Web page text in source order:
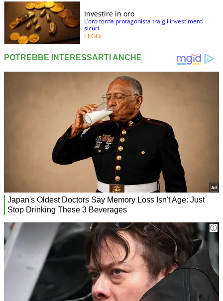
Investire in oro
L’oro torna protagonista tra gli investimenti
sicuri
LEGGI